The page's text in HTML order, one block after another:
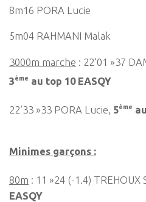
8m16 PORA Lucie
5m04 RAHMANI Malak
3000m marche : 22’01 »37
3ème au top 10 EASQY
22’33 »33 PORA Lucie, 5ème
Minimes garçons :
80m : 11 »24 (-1.4) TREHOUX
EASQY